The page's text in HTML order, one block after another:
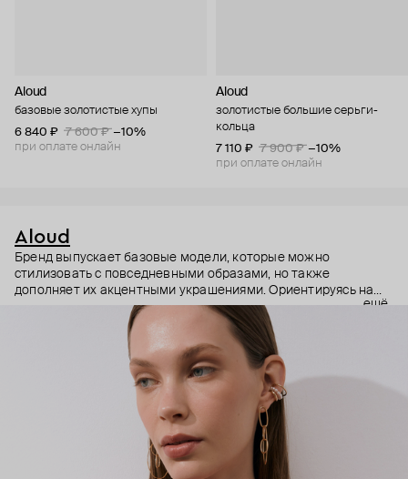
Aloud
базовые золотистые хупы
6 840 ₽
7 600 ₽ −10%
при оплате онлайн
Aloud
золотистые большие серьги-
кольца
7 110 ₽
7 900 ₽ −10%
при оплате онлайн
Aloud
Бренд выпускает базовые модели, которые можно
стилизовать с повседневными образами, но также
дополняет их акцентными украшениями. Ориентируясь на
долгосрочные тренды, вдохновляясь культурой, искусством и
людьми, Aloud показывает коллекции несколько раз в год. А
в названии бренда зашифрован призыв слушать внутренний
голос и транслировать его через украшения.
ещё